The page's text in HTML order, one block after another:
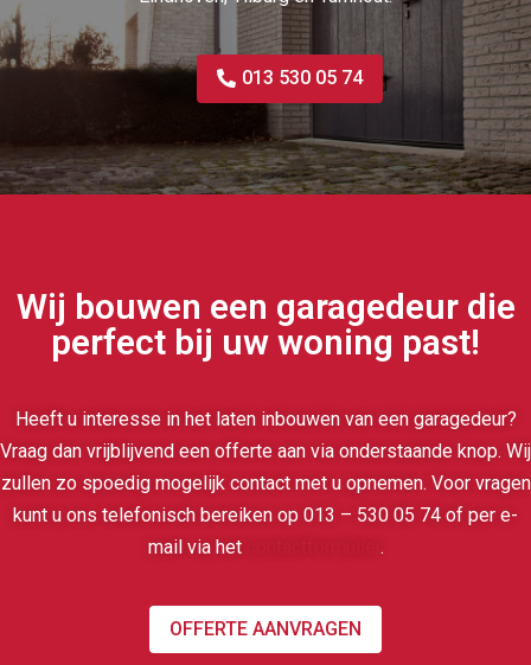
013 530 05 74
Wij bouwen een garagedeur die
perfect bij uw woning past!
Heeft u interesse in het laten inbouwen van een garagedeur?
Vraag dan vrijblijvend een offerte aan via onderstaande knop. Wij
zullen zo spoedig mogelijk contact met u opnemen. Voor vragen
kunt u ons telefonisch bereiken op 013 – 530 05 74 of per e-
mail via het
.
OFFERTE AANVRAGEN